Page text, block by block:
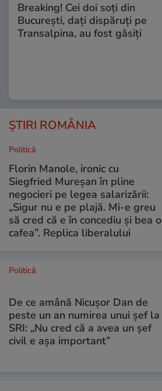
Breaking! Cei doi soți din
București, dați dispăruți pe
Transalpina, au fost găsiți
ȘTIRI ROMÂNIA
Politică
Florin Manole, ironic cu
Siegfried Mureșan în pline
negocieri pe legea salarizării:
„Sigur nu e pe plajă. Mi-e greu
să cred că e în concediu și bea o
cafea”. Replica liberalului
Politică
De ce amână Nicușor Dan de
peste un an numirea unui șef la
SRI: „Nu cred că a avea un şef
civil e așa important”